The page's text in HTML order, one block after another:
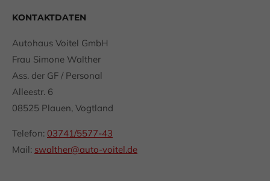
info@yourdomain.com
About us
Lorem ipsum dolor sit amet, consectetuer
adipiscing elit.
Aenean commodo ligula eget dolor. Aenean massa.
Cum sociis natoque penatibus et magnis dis
parturient montes, nascetur ridiculus mus. Donec
KONTAKTDATEN
Autohaus Voitel GmbH
Frau Simone Walther
Ass. der GF / Personal
Alleestr. 6
08525 Plauen, Vogtland
Telefon: 03741/5577-43
Mail: swalther@auto-voitel.de